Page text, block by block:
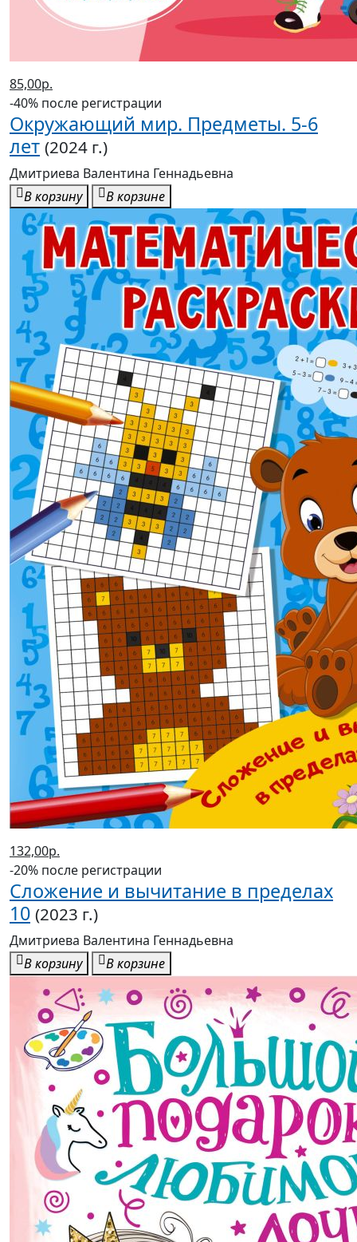
85,00р.
-40% после регистрации
Окружающий мир. Предметы. 5-6
лет (2024 г.)
Дмитриева Валентина Геннадьевна
В корзину
В корзине
132,00р.
-20% после регистрации
Сложение и вычитание в пределах
10 (2023 г.)
Дмитриева Валентина Геннадьевна
В корзину
В корзине